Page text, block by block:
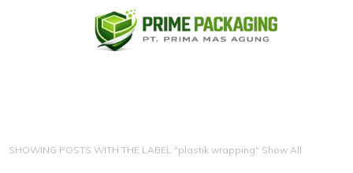
SHOWING POSTS WITH THE LABEL "plastik wrapping" Show All